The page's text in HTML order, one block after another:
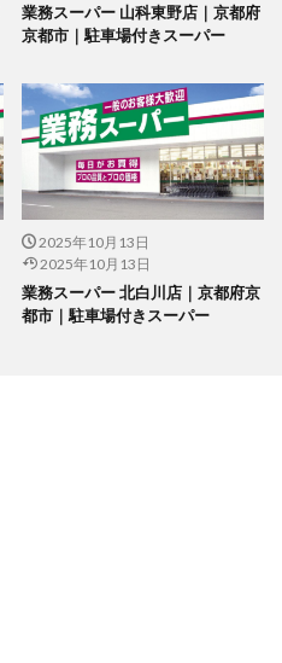
業務スーパー 山科東野店｜京都府
京都市｜駐車場付きスーパー
2025年10月13日
2025年10月13日
業務スーパー 北白川店｜京都府京
都市｜駐車場付きスーパー